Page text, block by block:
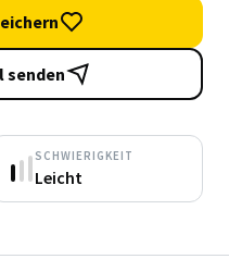
senden
SCHWIERIGKEIT
Leicht